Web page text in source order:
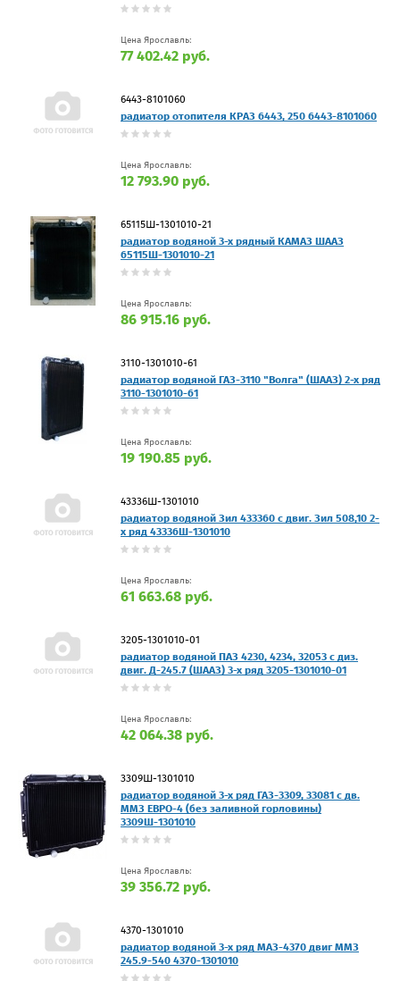
Цена Ярославль:
77 402.42 руб.
6443-8101060
радиатор отопителя КРАЗ 6443, 250 6443-8101060
Цена Ярославль:
12 793.90 руб.
65115Ш-1301010-21
радиатор водяной 3-х рядный КАМАЗ ШААЗ
65115Ш-1301010-21
Цена Ярославль:
86 915.16 руб.
3110-1301010-61
радиатор водяной ГАЗ-3110 "Волга" (ШААЗ) 2-х ряд
3110-1301010-61
Цена Ярославль:
19 190.85 руб.
43336Ш-1301010
радиатор водяной Зил 433360 с двиг. Зил 508,10 2-
х ряд 43336Ш-1301010
Цена Ярославль:
61 663.68 руб.
3205-1301010-01
радиатор водяной ПАЗ 4230, 4234, 32053 с диз.
двиг. Д-245.7 (ШААЗ) 3-х ряд 3205-1301010-01
Цена Ярославль:
42 064.38 руб.
3309Ш-1301010
радиатор водяной 3-х ряд ГАЗ-3309, 33081 с дв.
ММЗ ЕВРО-4 (без заливной горловины)
3309Ш-1301010
Цена Ярославль:
39 356.72 руб.
4370-1301010
радиатор водяной 3-х ряд МАЗ-4370 двиг ММЗ
245.9-540 4370-1301010